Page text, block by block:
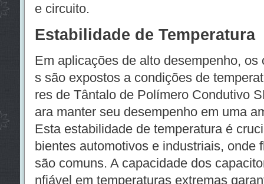
e circuito.
Estabilidade de Temperatura
Em aplicações de alto desempenho,
s são expostos a condições de
res de Tântalo de Polímero Condutivo
ara manter seu desempenho em uma
Esta estabilidade de temperatura é
bientes automotivos e industriais, onde
são comuns. A capacidade dos
nfiável em temperaturas extremas